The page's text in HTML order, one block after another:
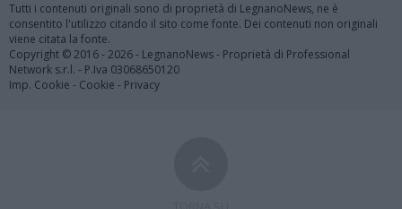
Tutti i contenuti originali sono di proprietà di LegnanoNews, ne è
consentito l'utilizzo citando il sito come fonte. Dei contenuti non originali
viene citata la fonte.
Copyright © 2016 - 2026 - LegnanoNews - Proprietà di Professional
Network s.r.l. - P.Iva 03068650120
Imp. Cookie - Cookie - Privacy